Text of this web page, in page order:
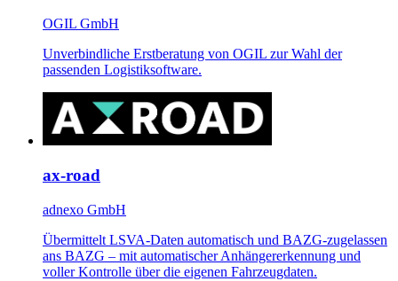
OGIL GmbH
Unverbindliche Erstberatung von OGIL zur Wahl der
passenden Logistiksoftware.
ax-road
adnexo GmbH
Übermittelt LSVA-Daten automatisch und BAZG-zugelassen
ans BAZG – mit automatischer Anhängererkennung und
voller Kontrolle über die eigenen Fahrzeugdaten.